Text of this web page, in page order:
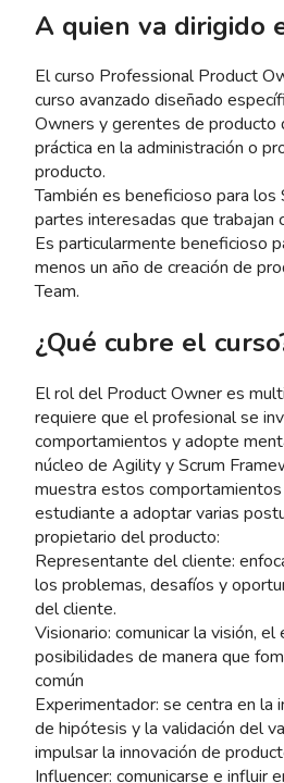
A quien va dirigido
El curso Professional Product
curso avanzado diseñado
Owners y gerentes de producto
práctica en la administración o
producto.
También es beneficioso para
partes interesadas que trabajan
Es particularmente beneficioso
menos un año de creación de
Team.
¿Qué cubre el
El rol del Product Owner es
requiere que el profesional se
comportamientos y adopte
núcleo de Agility y Scrum
muestra estos
estudiante a adoptar varias
propietario del producto:
Representante del cliente:
los problemas, desafíos y
del cliente.
Visionario: comunicar la visión,
posibilidades de manera que
común
Experimentador: se centra en la
de hipótesis y la validación del
impulsar la innovación de
Influencer: comunicarse e influir